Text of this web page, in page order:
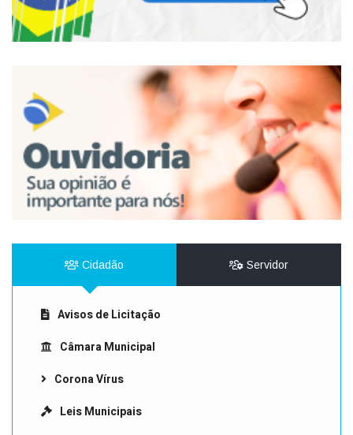
Cidadão Servidor
Avisos de Licitação
Câmara Municipal
Corona Vírus
Leis Municipais